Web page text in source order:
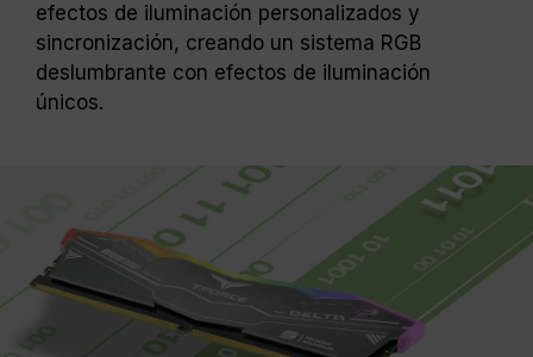
efectos de iluminación personalizados y
sincronización, creando un sistema RGB
deslumbrante con efectos de iluminación
únicos.